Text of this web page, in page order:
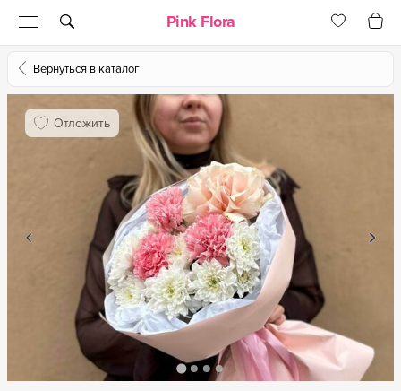
Pink Flora
Вернуться в каталог
Отложить